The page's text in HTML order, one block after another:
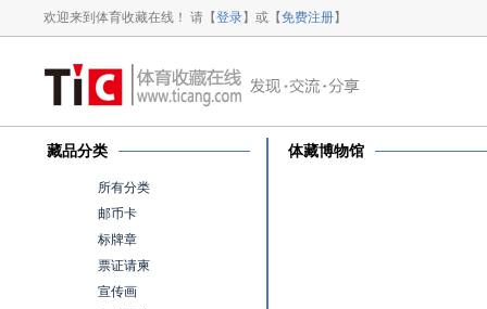
欢迎来到体育收藏在线！ 请【登录】或【免费注册】
藏品分类
所有分类
邮币卡
标牌章
票证请柬
宣传画
体藏博物馆